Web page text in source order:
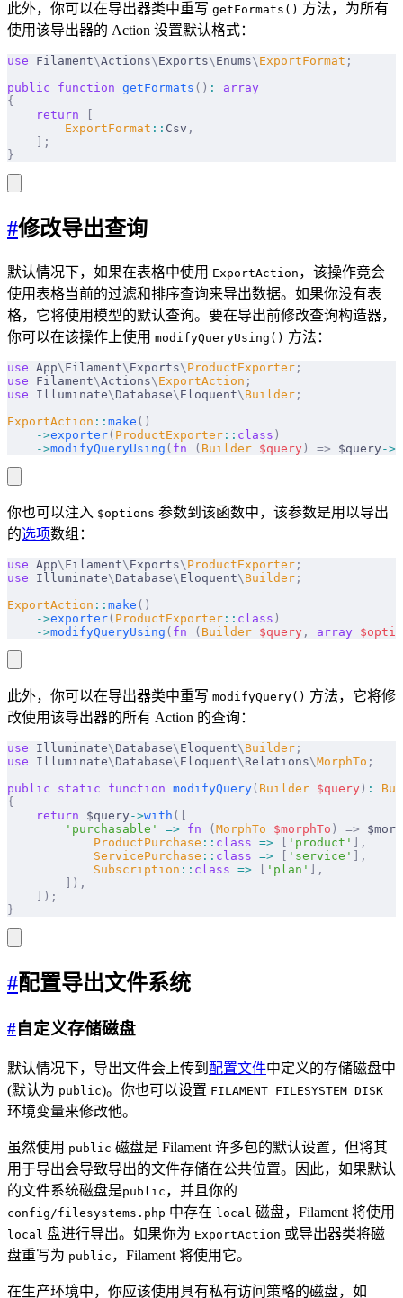
此外，你可以在导出器类中重写 getFormats() 方法，为所有
使用该导出器的 Action 设置默认格式：
use Filament\Actions\ Exports\ Enums\ ExportFormat ;
public function getFormats () :
array
{
    return
        ExportFormat
:: Csv ,
    ];
}
#修改导出查询
默认情况下，如果在表格中使用 ExportAction ，该操作竟会
使用表格当前的过滤和排序查询来导出数据。如果你没有表
格，它将使用模型的默认查询。要在导出前修改查询构造器，
你可以在该操作上使用 modifyQueryUsing() 方法：
use App\ Filament\ Exports\ ProductExporter ;
use Filament\Actions\ ExportAction ;
use Illuminate\ Database\ Eloquent\ Builder ;
ExportAction :: make ()
    ->
exporter( ProductExporter :: class )
    ->
modifyQueryUsing ( fn ( Builder $query ) => $query ->
你也可以注入 $options 参数到该函数中，该参数是用以导出
的选项数组：
use App\ Filament\ Exports\ ProductExporter ;
use Illuminate\ Database\ Eloquent\ Builder ;
ExportAction :: make ()
    ->
exporter( ProductExporter :: class )
    ->
modifyQueryUsing ( fn ( Builder $query , array $
此外，你可以在导出器类中重写 modifyQuery() 方法，它将修
改使用该导出器的所有 Action 的查询：
use Illuminate\ Database\ Eloquent\ Builder ;
use Illuminate\ Database\ Eloquent\ Relations\MorphTo ;
public static function modifyQuery( Builder $query ) :
{
    return
$query ->with ([
        'purchasable'
=> fn ( MorphTo $morphTo ) =>
            ProductPurchase
:: class => 'product'
],
            ServicePurchase
:: class => 'service'
],
            Subscription
:: class => 'plan'
],
        ]),
    ]);
}
#配置导出文件系统
#自定义存储磁盘
默认情况下，导出文件会上传到 配置文件中定义的存储磁盘中
(默认为 public)。你也可以设置 FILAMENT_FILESYSTEM_DISK
环境变量来修改他。
虽然使用 public 磁盘是 Filament 许多包的默认设置，但将其
用于导出会导致导出的文件存储在公共位置。因此，如果默认
的文件系统磁盘是public ，并且你的
config/filesystems.php 中存在 local 磁盘，Filament 将使用
local 盘进行导出。如果你为 ExportAction 或导出器类将磁
盘重写为 public ，Filament 将使用它。
在生产环境中，你应该使用具有私有访问策略的磁盘，如